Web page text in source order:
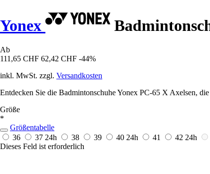
Yonex
Ab
111,65 CHF 62,42 CHF -44%
inkl. MwSt. zzgl. Versandkosten
Entdecken Sie die Badmintonschuhe Yonex PC-65 X Axelsen,
Größe
*
Größentabelle
36
37 24h 38 39 40 24h 41 42 24h
Dieses Feld ist erforderlich